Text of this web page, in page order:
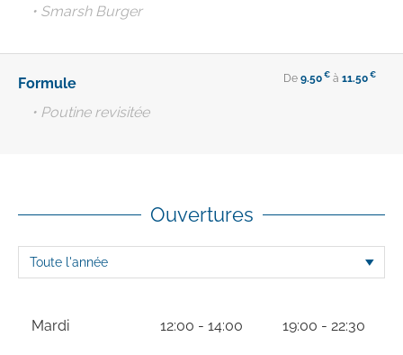
• Smarsh Burger
Formule De 9.50 € à 11.50 €
• Poutine revisitée
Ouvertures
Mardi 12:00 - 14:00 19:00 - 22:30